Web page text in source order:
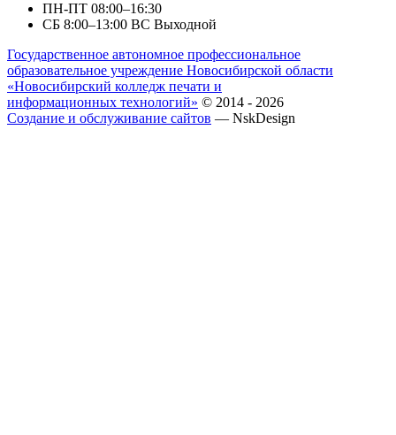
ПН-ПТ 08:00–16:30
CБ 8:00–13:00 ВС Выходной
Государственное автономное профессиональное
образовательное учреждение Новосибирской области
«Новосибирский колледж печати и
информационных технологий» © 2014 - 2026
Создание и обслуживание сайтов — NskDesign